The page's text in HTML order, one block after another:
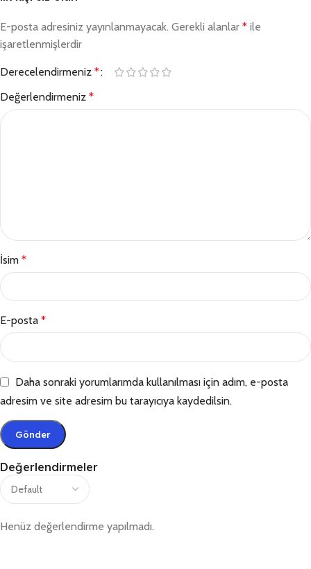
Değerlendirmeler
Henüz değerlendirme yapılmadı.
E-posta adresiniz yayınlanmayacak. Gerekli alanlar * ile
işaretlenmişlerdir
Derecelendirmeniz *
Değerlendirmeniz *
İsim *
E-posta *
Daha sonraki yorumlarımda kullanılması için adım, e-posta
adresim ve site adresim bu tarayıcıya kaydedilsin.